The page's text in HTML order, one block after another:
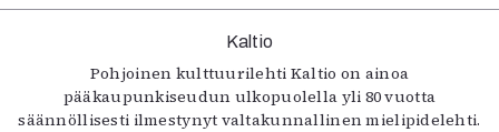
Kaltio
Pohjoinen kulttuurilehti Kaltio on ainoa
pääkaupunkiseudun ulkopuolella yli 80 vuotta
säännöllisesti ilmestynyt valtakunnallinen mielipidelehti.